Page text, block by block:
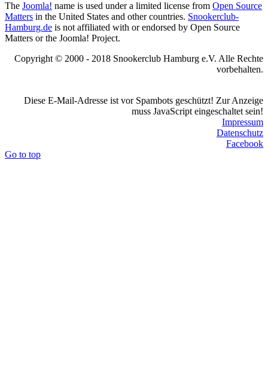
The Joomla! name is used under a limited license from Open Source
Matters in the United States and other countries. Snookerclub-
Hamburg.de is not affiliated with or endorsed by Open Source
Matters or the Joomla! Project.
Copyright © 2000 - 2018 Snookerclub Hamburg e.V. Alle Rechte
vorbehalten.
Diese E-Mail-Adresse ist vor Spambots geschützt! Zur Anzeige
muss JavaScript eingeschaltet sein!
Impressum
Datenschutz
Facebook
Go to top